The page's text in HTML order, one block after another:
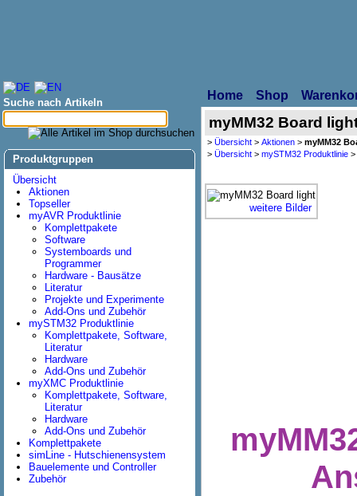
Suche nach Artikeln
Produktgruppen
Übersicht
Aktionen
Topseller
myAVR Produktlinie
Komplettpakete
Software
Systemboards und
Programmer
Hardware - Bausätze
Literatur
Projekte und Experimente
Add-Ons und Zubehör
mySTM32 Produktlinie
Komplettpakete, Software,
Literatur
Hardware
Add-Ons und Zubehör
myXMC Produktlinie
Komplettpakete, Software,
Literatur
Hardware
Add-Ons und Zubehör
Komplettpakete
simLine - Hutschienensystem
Bauelemente und Controller
Zubehör
Home Shop
myMM32 Board
> Übersicht > Aktionen > myMM32
> Übersicht > mySTM32 Produktlinie >
weitere Bilder